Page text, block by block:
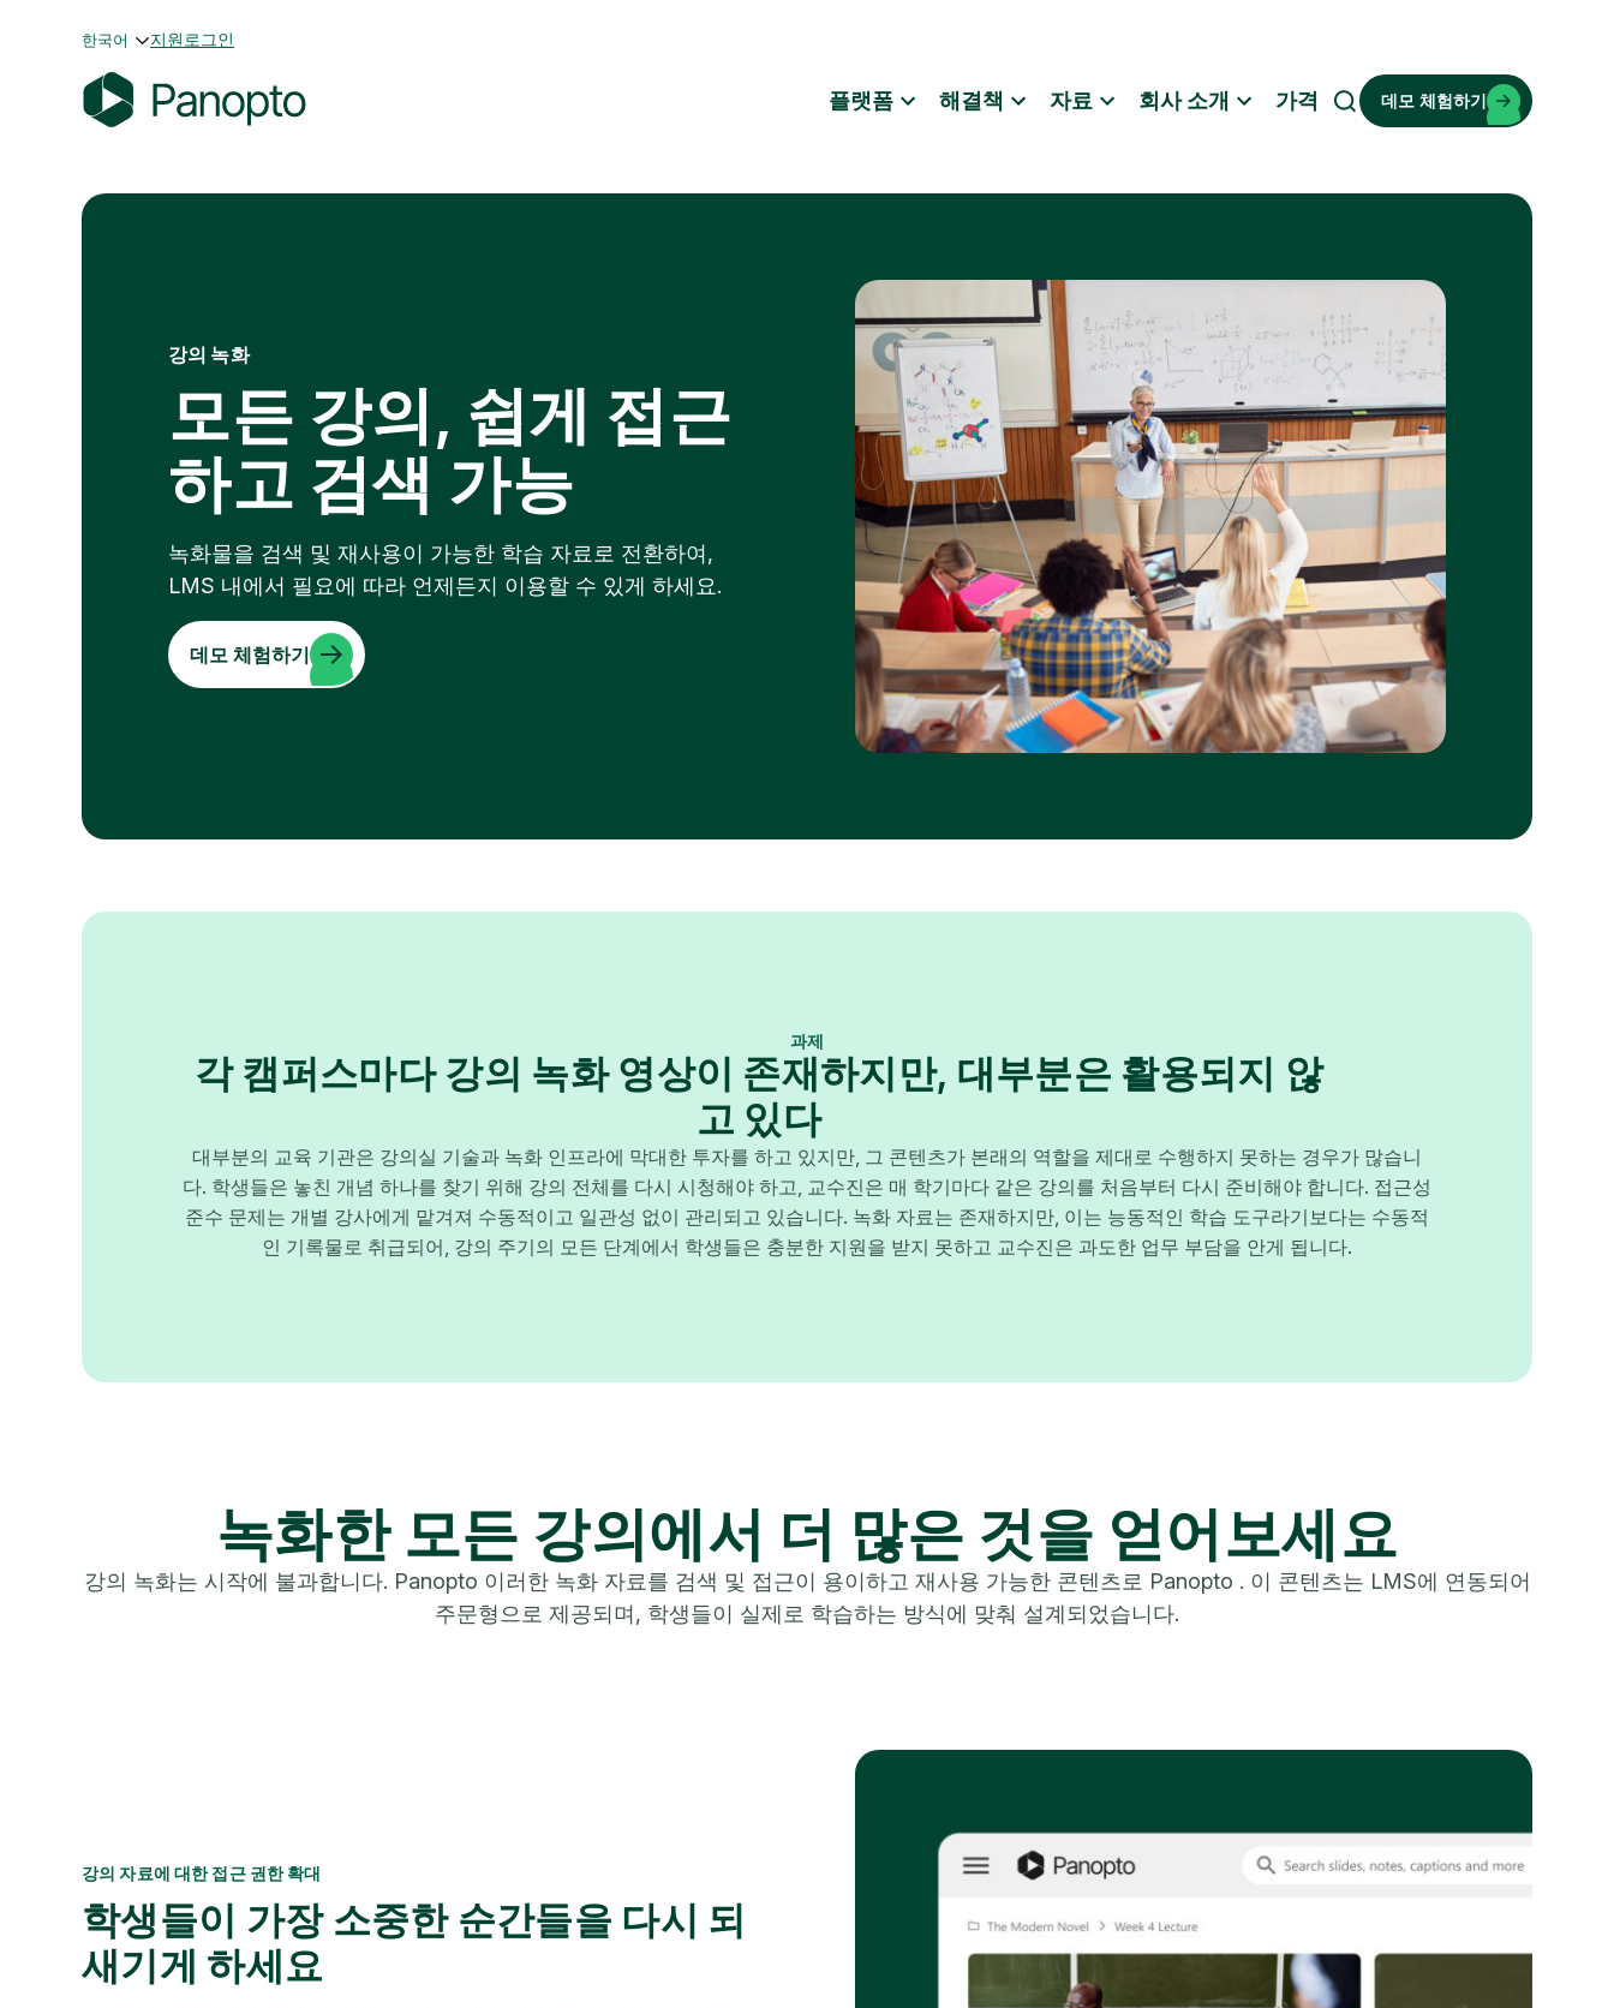
한국어 지원 로그인
n
플랫폼 해결책 자료 회사 소개 가격
검
데모 체험하기
강의 녹화
모든 강의, 쉽게 접근
하고 검색 가능
녹화물을 검색 및 재사용이 가능한 학습 자료로 전환하여,
LMS 내에서 필요에 따라 언제든지 이용할 수 있게 하세요.
데모 체험하기
과제
각 캠퍼스마다 강의 녹화 영상이 존재하지만, 대부분은 활용되지 않
고 있다
대부분의 교육 기관은 강의실 기술과 녹화 인프라에 막대한 투자를 하고 있지만, 그 콘텐츠가 본래의 역할을 제대로 수행하지 못하는 경우가 많습니
다. 학생들은 놓친 개념 하나를 찾기 위해 강의 전체를 다시 시청해야 하고, 교수진은 매 학기마다 같은 강의를 처음부터 다시 준비해야 합니다. 접근성
준수 문제는 개별 강사에게 맡겨져 수동적이고 일관성 없이 관리되고 있습니다. 녹화 자료는 존재하지만, 이는 능동적인 학습 도구라기보다는 수동적
인 기록물로 취급되어, 강의 주기의 모든 단계에서 학생들은 충분한 지원을 받지 못하고 교수진은 과도한 업무 부담을 안게 됩니다.
녹화한 모든 강의에서 더 많은 것을 얻어보세요
강의 녹화는 시작에 불과합니다. Panopto 이러한 녹화 자료를 검색 및 접근이 용이하고 재사용 가능한 콘텐츠로 Panopto . 이 콘텐츠는 LMS에 연동되어
주문형으로 제공되며, 학생들이 실제로 학습하는 방식에 맞춰 설계되었습니다.
강의 자료에 대한 접근 권한 확대
학생들이 가장 소중한 순간들을 다시 되
새기게 하세요